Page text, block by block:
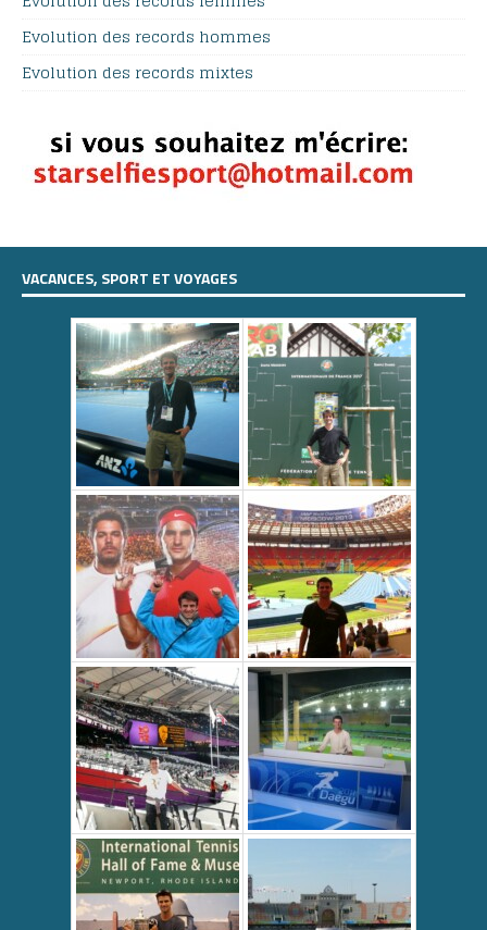
Evolution des records hommes
Evolution des records mixtes
VACANCES, SPORT ET VOYAGES